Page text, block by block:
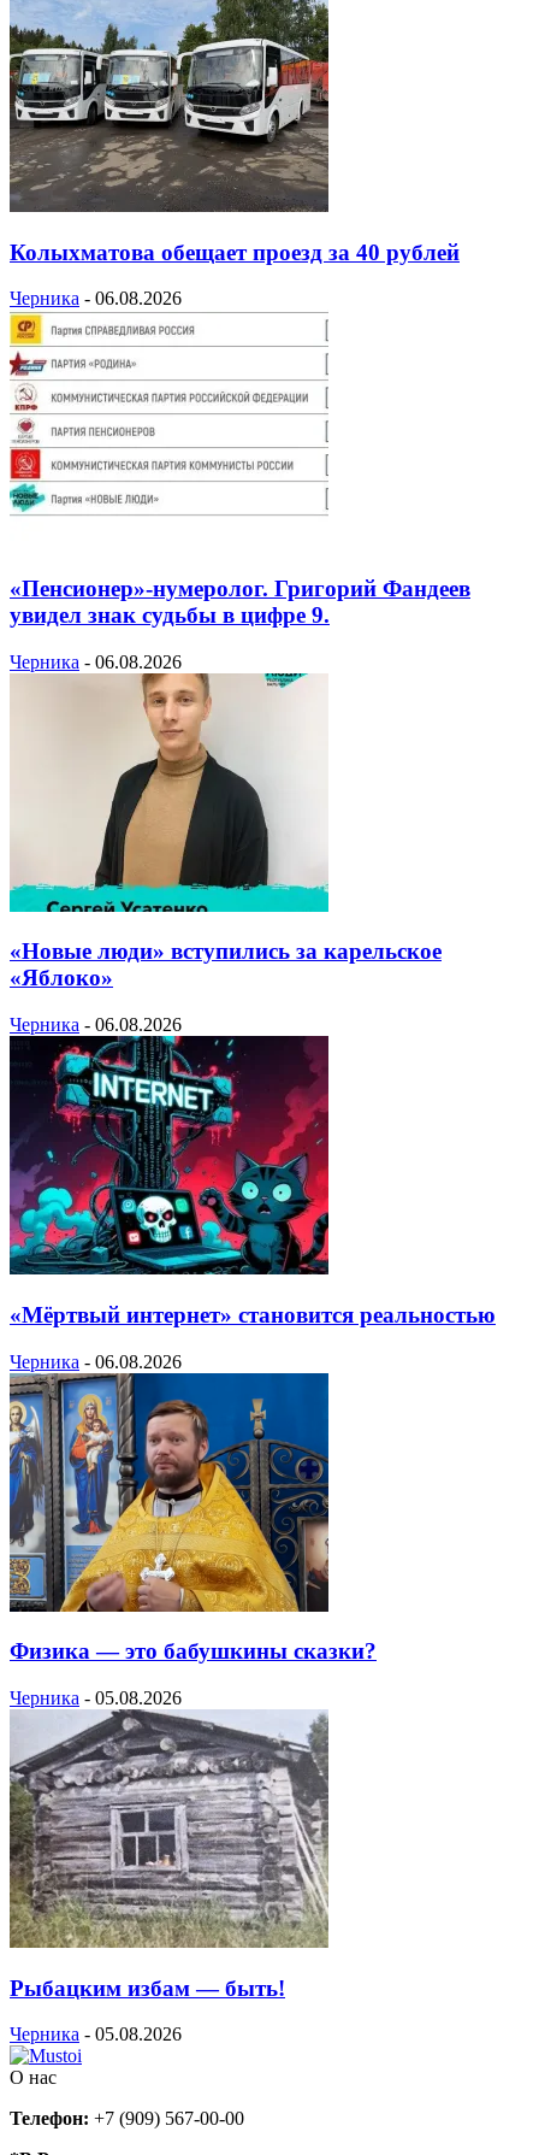
Колыхматова обещает проезд за 40 рублей
Черника - 06.08.2026
«Пенсионер»-нумеролог. Григорий Фандеев
увидел знак судьбы в цифре 9.
Черника - 06.08.2026
«Новые люди» вступились за карельское
«Яблоко»
Черника - 06.08.2026
«Мёртвый интернет» становится реальностью
Черника - 06.08.2026
Физика — это бабушкины сказки?
Черника - 05.08.2026
Рыбацким избам — быть!
Черника - 05.08.2026
О нас
Телефон: +7 (909) 567-00-00